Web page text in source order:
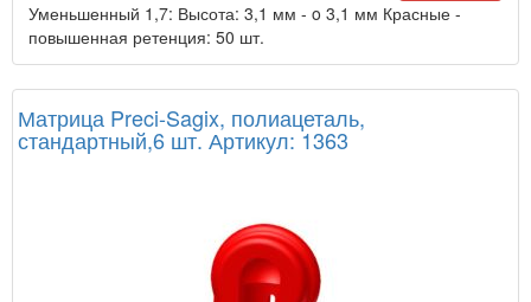
Уменьшенный 1,7: Высота: 3,1 мм - o 3,1 мм Красные -
повышенная ретенция: 50 шт.
Матрица Preci-Sagix, полиацеталь,
стандартный,6 шт. Артикул: 1363